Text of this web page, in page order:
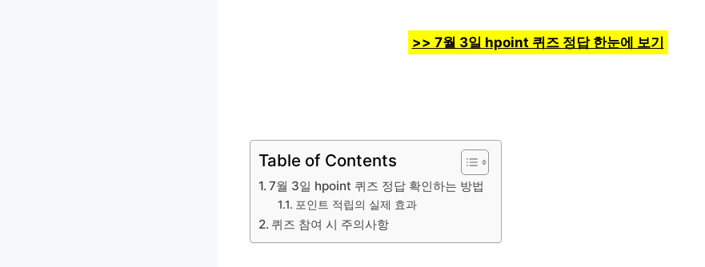
>> 7월 3일 hpoint 퀴즈 정답 한눈에 보기
Table of Contents
7월 3일 hpoint 퀴즈 정답 확인하는 방법
포인트 적립의 실제 효과
퀴즈 참여 시 주의사항